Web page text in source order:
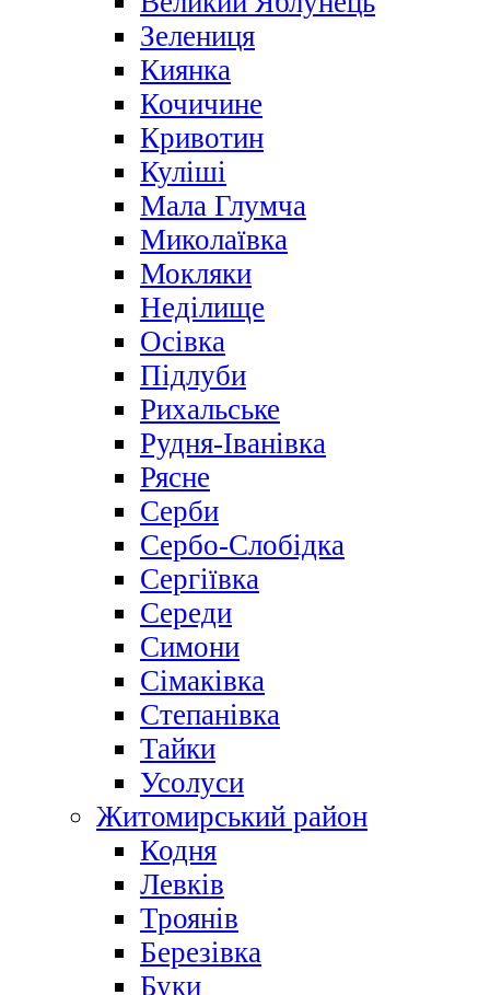
Зелениця
Киянка
Кочичине
Кривотин
Куліші
Мала Глумча
Миколаївка
Мокляки
Неділище
Осівка
Підлуби
Рихальське
Рудня-Іванівка
Рясне
Серби
Сербо-Слобідка
Сергіївка
Середи
Симони
Сімаківка
Степанівка
Тайки
Усолуси
Житомирський район
Кодня
Левків
Троянів
Березівка
Буки